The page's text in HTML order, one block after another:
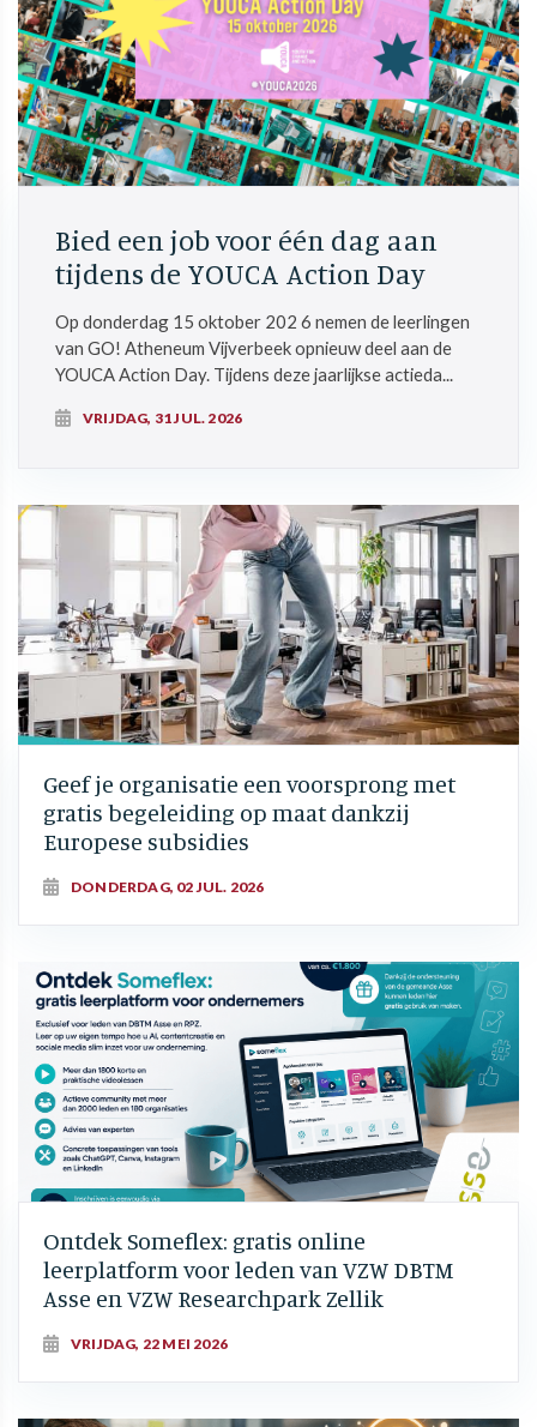
Bied een job voor één dag aan
tijdens de YOUCA Action Day
Op donderdag 15 oktober 202 6 nemen de leerlingen
van GO! Atheneum Vijverbeek opnieuw deel aan de
YOUCA Action Day. Tijdens deze jaarlijkse actieda...
VRIJDAG, 31 JUL. 2026
Geef je organisatie een voorsprong met
gratis begeleiding op maat dankzij
Europese subsidies
DONDERDAG, 02 JUL. 2026
Ontdek Someflex: gratis online
leerplatform voor leden van VZW DBTM
Asse en VZW Researchpark Zellik
VRIJDAG, 22 MEI 2026